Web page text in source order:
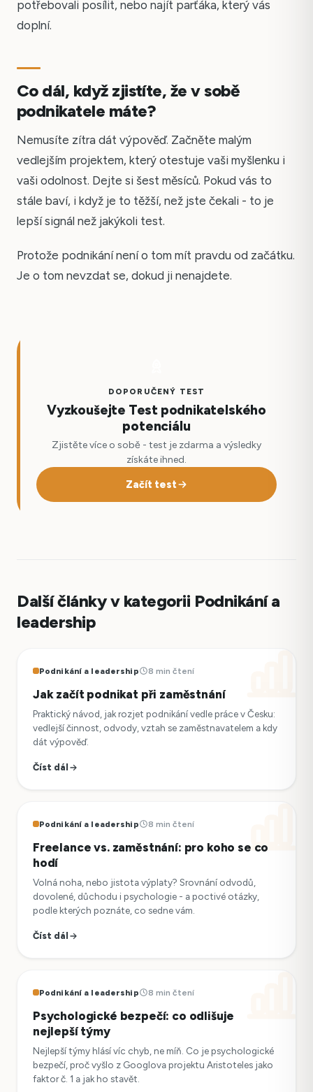
potřebovali posílit, nebo najít parťáka, který vás
doplní.
Co dál, když zjistíte, že v sobě
podnikatele máte?
Nemusíte zítra dát výpověď. Začněte malým
vedlejším projektem, který otestuje vaši myšlenku i
vaši odolnost. Dejte si šest měsíců. Pokud vás to
stále baví, i když je to těžší, než jste čekali - to je
lepší signál než jakýkoli test.
Protože podnikání není o tom mít pravdu od začátku.
Je o tom nevzdat se, dokud ji nenajdete.
DOPORUČENÝ TEST
Vyzkoušejte Test podnikatelského
potenciálu
Zjistěte více o sobě - test je zdarma a výsledky
získáte ihned.
Začít test
Další články v kategorii Podnikání a
leadership
Podnikání a leadership 8 min čtení
Jak začít podnikat při zaměstnání
Praktický návod, jak rozjet podnikání vedle práce v Česku:
vedlejší činnost, odvody, vztah se zaměstnavatelem a kdy
dát výpověď.
Číst dál
Podnikání a leadership 8 min čtení
Freelance vs. zaměstnání: pro koho se co
hodí
Volná noha, nebo jistota výplaty? Srovnání odvodů,
dovolené, důchodu i psychologie - a poctivé otázky,
podle kterých poznáte, co sedne vám.
Číst dál
Podnikání a leadership 8 min čtení
Psychologické bezpečí: co odlišuje
nejlepší týmy
Nejlepší týmy hlásí víc chyb, ne míň. Co je psychologické
bezpečí, proč vyšlo z Googlova projektu Aristoteles jako
faktor č. 1 a jak ho stavět.